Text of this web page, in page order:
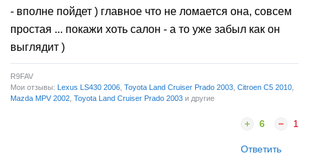
- вполне пойдет ) главное что не ломается она, совсем
простая ... покажи хоть салон - а то уже забыл как он
выглядит )
R9FAV
Мои отзывы: Lexus LS430 2006 Toyota Land Cruiser Prado 2003 Citroen C5 2010
Mazda MPV 2002 Toyota Land Cruiser Prado 2003 и другие
6 1
Ответить